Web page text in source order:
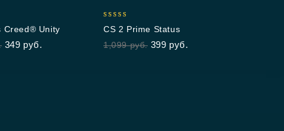
Creed® Unity
349 руб.
out of 5
CS 2 Prime Status
1,099руб. 399 руб.